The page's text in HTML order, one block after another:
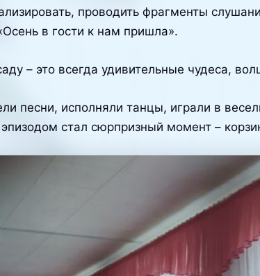
проводить фрагменты
в гости к нам пришла».
это всегда удивительные чудеса,
исполняли танцы, играли в
стал сюрпризный момент –